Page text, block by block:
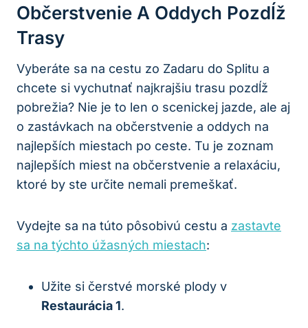
Občerstvenie A Oddych Pozdĺž
Trasy
Vyberáte sa na cestu zo Zadaru do Splitu a
chcete si vychutnať najkrajšiu trasu pozdĺž
pobrežia? Nie je to len o scenickej jazde, ale aj
o zastávkach na občerstvenie a oddych na
najlepších miestach po ceste. Tu je zoznam
najlepších miest na občerstvenie a relaxáciu,
ktoré by ste určite nemali premeškať.
Vydejte sa na túto pôsobivú cestu a zastavte
sa na týchto úžasných miestach:
Užite si čerstvé morské plody v
Restaurácia 1.